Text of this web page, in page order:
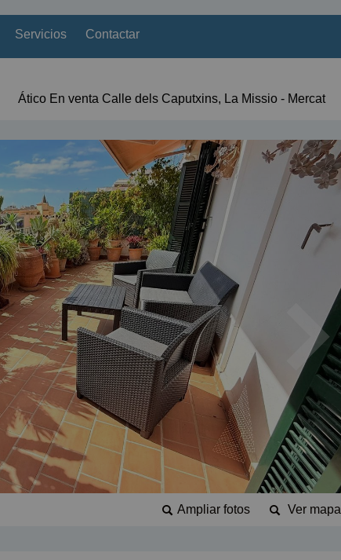
Servicios Contactar
Ático En venta Calle dels Caputxins, La Missio - Mercat
Ver mapa
Ampliar fotos